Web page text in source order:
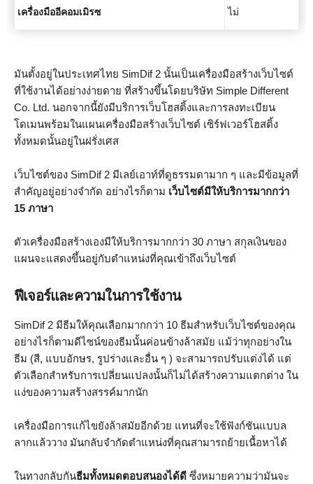
เครื่องมืออีคอมเมิรซ ไม่
มันตั้งอยู่ในประเทศไทย SimDif 2 นั้นเป็นเครื่องมือสร้างเว็บไซต์
ที่ใช้งานได้อย่างง่ายดาย ที่สร้างขึ้นโดยบริษัท Simple Different
Co. Ltd. นอกจากนี้ยังมีบริการเว็บโฮสติ้งและการลงทะเบียน
โดเมนพร้อมในแผนเครื่องมือสร้างเว็บไซต์ เซิร์ฟเวอร์โฮสติ้ง
ทั้งหมดนั้นอยู่ในฝรั่งเศส
เว็บไซต์ของ SimDif 2 มีเลย์เอาท์ที่ดูธรรมดามาก ๆ และมีข้อมูลที่
สำคัญอยู่อย่างจำกัด อย่างไรก็ตาม เว็บไซต์มีให้บริการมากกว่า
15 ภาษา
ตัวเครื่องมือสร้างเองมีให้บริการมากกว่า 30 ภาษา สกุลเงินของ
แผนจะแสดงขึ้นอยู่กับตำแหน่งที่คุณเข้าถึงเว็บไซต์
ฟีเจอร์และความในการใช้งาน
SimDif 2 มีธีมให้คุณเลือกมากกว่า 10 ธีมสำหรับเว็บไซต์ของคุณ
อย่างไรก็ตามดีไซน์ของธีมนั้นค่อนข้างล้าสมัย แม้ว่าทุกอย่างใน
ธีม (สี, แบบอักษร, รูปร่างและอื่น ๆ ) จะสามารถปรับแต่งได้ แต่
ตัวเลือกสำหรับการเปลี่ยนแปลงนั้นก็ไม่ได้สร้างความแตกต่าง ใน
แง่ของความสร้างสรรค์มากนัก
เครื่องมือการแก้ไขยังล้าสมัยอีกด้วย แทนที่จะใช้ฟังก์ชันแบบล
ลากแล้ววาง มันกลับจำกัดตำแหน่งที่คุณสามารถย้ายเนื้อหาได้
ในทางกลับกันธีมทั้งหมดตอบสนองได้ดี ซึ่งหมายความว่ามันจะ